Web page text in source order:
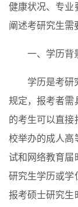
健康状况、专业
阐述考研究生需
一、学历背
学历是考研
规定，报考者需
的考生可以直接
校举办的成人高
试和网络教育届
研究生学历或学
报考硕士研究生